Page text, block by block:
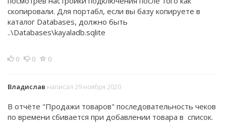
скопировали. Для портабл, если вы базу копируете в
каталог Databases, должно быть
..\Databases\kayaladb.sqlite
0 0 0
Владислав написал 29 ноября 2020
В отчёте "Продажи товаров" последовательность чеков
по времени сбивается при добавлении товара в список.